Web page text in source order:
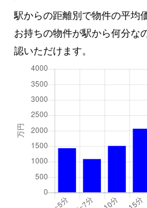
駅からの距離別で物件の平均
お持ちの物件が駅から何分な
認いただけます。